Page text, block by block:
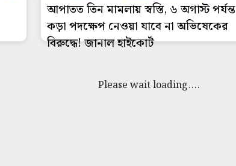
আপাতত তিন মামলায় স্বস্তি, ৬ অগাস্ট পর্যন্ত
কড়া পদক্ষেপ নেওয়া যাবে না অভিষেকের
বিরুদ্ধে! জানাল হাইকোর্ট
Please wait loading....